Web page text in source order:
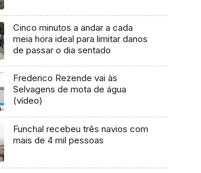
Cinco minutos a andar a cada
meia hora ideal para limitar danos
de passar o dia sentado
Frederico Rezende vai às
Selvagens de mota de água
(vídeo)
Funchal recebeu três navios com
mais de 4 mil pessoas